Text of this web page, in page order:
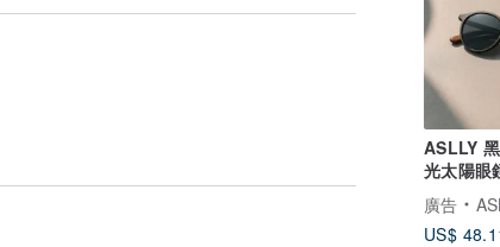
ASLLY
光太陽眼
環保木質
廣告
US$